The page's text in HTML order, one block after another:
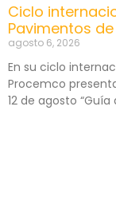
Ciclo
Pavimentos
agosto 6, 2026
En su ciclo
Procemco
12 de agosto